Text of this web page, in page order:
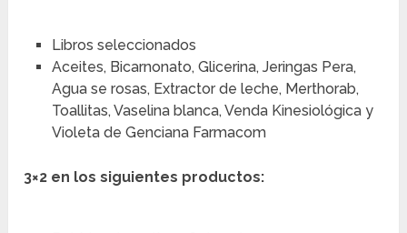
Libros seleccionados
Aceites, Bicarnonato, Glicerina, Jeringas Pera,
Agua se rosas, Extractor de leche, Merthorab,
Toallitas, Vaselina blanca, Venda Kinesiológica y
Violeta de Genciana Farmacom
3×2 en los siguientes productos: